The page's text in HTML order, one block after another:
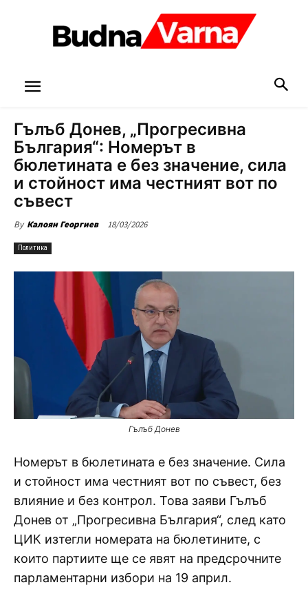
Гълъб Донев, „Прогресивна
България“: Номерът в
бюлетината е без значение, сила
и стойност има честният вот по
съвест
By Калоян Георгиев 18/03/2026
Политика
Гълъб Донев
Номерът в бюлетината е без значение. Сила
и стойност има честният вот по съвест, без
влияние и без контрол. Това заяви Гълъб
Донев от „Прогресивна България“, след като
ЦИК изтегли номерата на бюлетините, с
които партиите ще се явят на предсрочните
парламентарни избори на 19 април.